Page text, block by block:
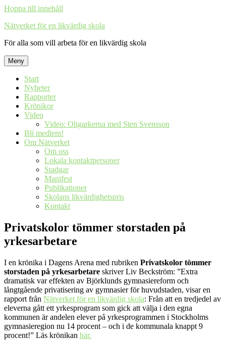
Hoppa till innehåll
Nätverket för en likvärdig skola
För alla som vill arbeta för en likvärdig skola
Meny
Start
Nyheter
Rapporter
Krönikor
Video
Video: Oligarkerna med Sten Svensson
Bli medlem!
Om Nätverket
Om oss
Lokala kontaktpersoner
Stadgar
Manifest
Publikationer
Skolans likvärdighetspris
Kontakt
Privatskolor tömmer storstaden på
yrkesarbetare
I en krönika i Dagens Arena med rubriken Privatskolor tömmer
storstaden på yrkesarbetare skriver Liv Beckström: ”Extra
dramatisk var effekten av Björklunds gymnasiereform och
långtgående privatisering av gymnasier för huvudstaden, visar en
rapport från Nätverket för en likvärdig skola: Från att en tredjedel av
eleverna gått ett yrkesprogram som gick att välja i den egna
kommunen är andelen elever på yrkesprogrammen i Stockholms
gymnasieregion nu 14 procent – och i de kommunala knappt 9
procent!” Läs krönikan här.